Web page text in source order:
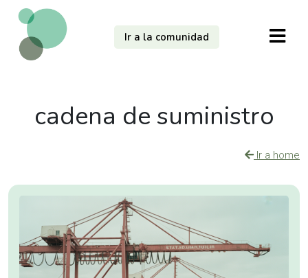
Ir a la comunidad
cadena de suministro
Ir a home